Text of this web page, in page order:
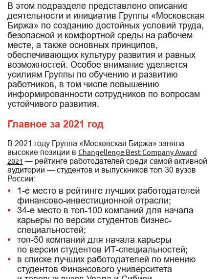
В этом подразделе представлено описание
деятельности и инициатив Группы «Московская
Биржа» по созданию достойных условий труда,
безопасной и комфортной среды на рабочем
месте, а также основных принципов,
обеспечивающих культуру развития и равных
возможностей. Особое внимание уделяется
усилиям Группы по обучению и развитию
работников, в том числе повышению
информированности сотрудников по вопросам
устойчивого развития.
Главное за 2021 год
В 2021 году Группа «Московская Биржа» заняла
высокие позиции в Changellenge Best Company Awаrd
2021 — рейтинге работодателей среди самой активной
аудитории — студентов и выпускников топ-30 вузов
России:
1-е место в рейтинге лучших работодателей
финансово-инвестиционной отрасли;
34-е место в топ-100 компаний для начала
карьеры по версии студентов бизнес-
специальностей;
топ-50 компаний для начала карьеры
по версии студентов ИТ-специальностей;
в списке лучших работодателей по мнению
студентов Финансового университета